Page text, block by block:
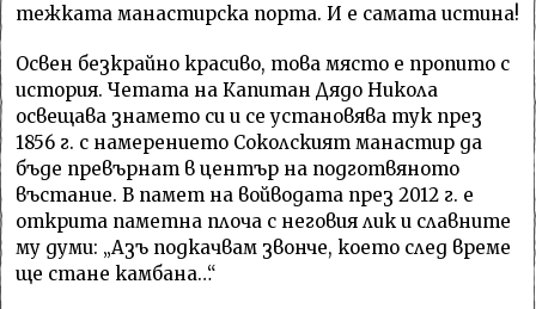
тежката манастирска порта. И е самата истина!
Освен безкрайно красиво, това място е пропито с
история. Четата на Капитан Дядо Никола
освещава знамето си и се установява тук през
1856 г. с намерението Соколският манастир да
бъде превърнат в център на подготвяното
въстание. В памет на войводата през 2012 г. е
открита паметна плоча с неговия лик и славните
му думи: „Азъ подкачвам звонче, което след време
ще стане камбана…“